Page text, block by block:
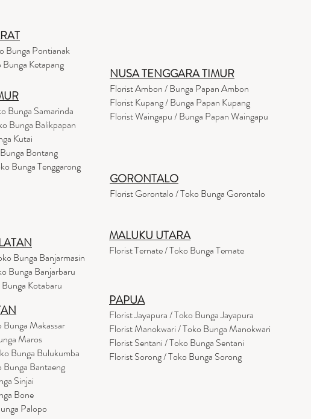
Bunga Pontianak
Ketapang
Bunga Samarinda
Bunga Balikpapan
Kutai
Bontang
Bunga Tenggarong
NUSA TENGGARA TIMUR
Florist Ambon / Bunga Papan Ambon
Florist Kupang / Bunga Papan Kupang
Florist Waingapu / Bunga Papan Waingapu
GORONTALO
Florist Gorontalo / Toko Bunga Gorontalo
Bunga Banjarmasin
Bunga Banjarbaru
Kotabaru
Makassar
Maros
Bunga Bulukumba
Bantaeng
Sinjai
Bone
Palopo
MALUKU UTARA
Florist Ternate / Toko Bunga Ternate
PAPUA
Florist Jayapura / Toko Bunga Jayapura
Florist Manokwari / Toko Bunga Manokwari
Florist Sentani / Toko Bunga Sentani
Florist Sorong / Toko Bunga Sorong